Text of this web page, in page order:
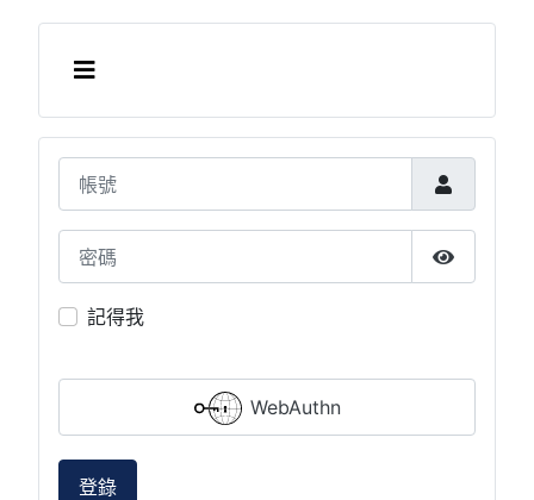
帳號
密碼
顯示密碼
記得我
WebAuthn
登錄